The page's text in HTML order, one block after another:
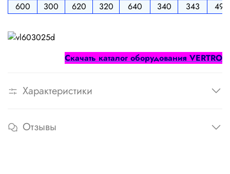
600
300 620 320 640 340 343 498
Cкачать каталог оборудования VERTRO
Характеристики
Отзывы